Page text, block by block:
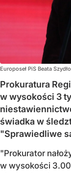
Europoseł PiS Beata Szydło
Prokuratura
w wysokości 3
świadka w
"Sprawiedliwe
"Prokurator
w wysokości